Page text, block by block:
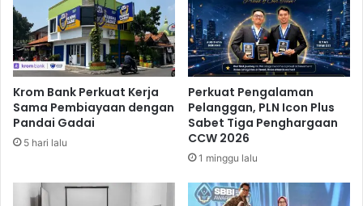
a
w
i
s
w
a
r
a
P
t
d
u
s
t
r
i
P
t
o
Krom Bank Perkuat Kerja
Sama Pembiayaan dengan
Pandai Gadai
5 hari lalu
Perkuat Pengalaman
Pelanggan, PLN Icon Plus
Sabet Tiga Penghargaan
CCW 2026
1 minggu lalu